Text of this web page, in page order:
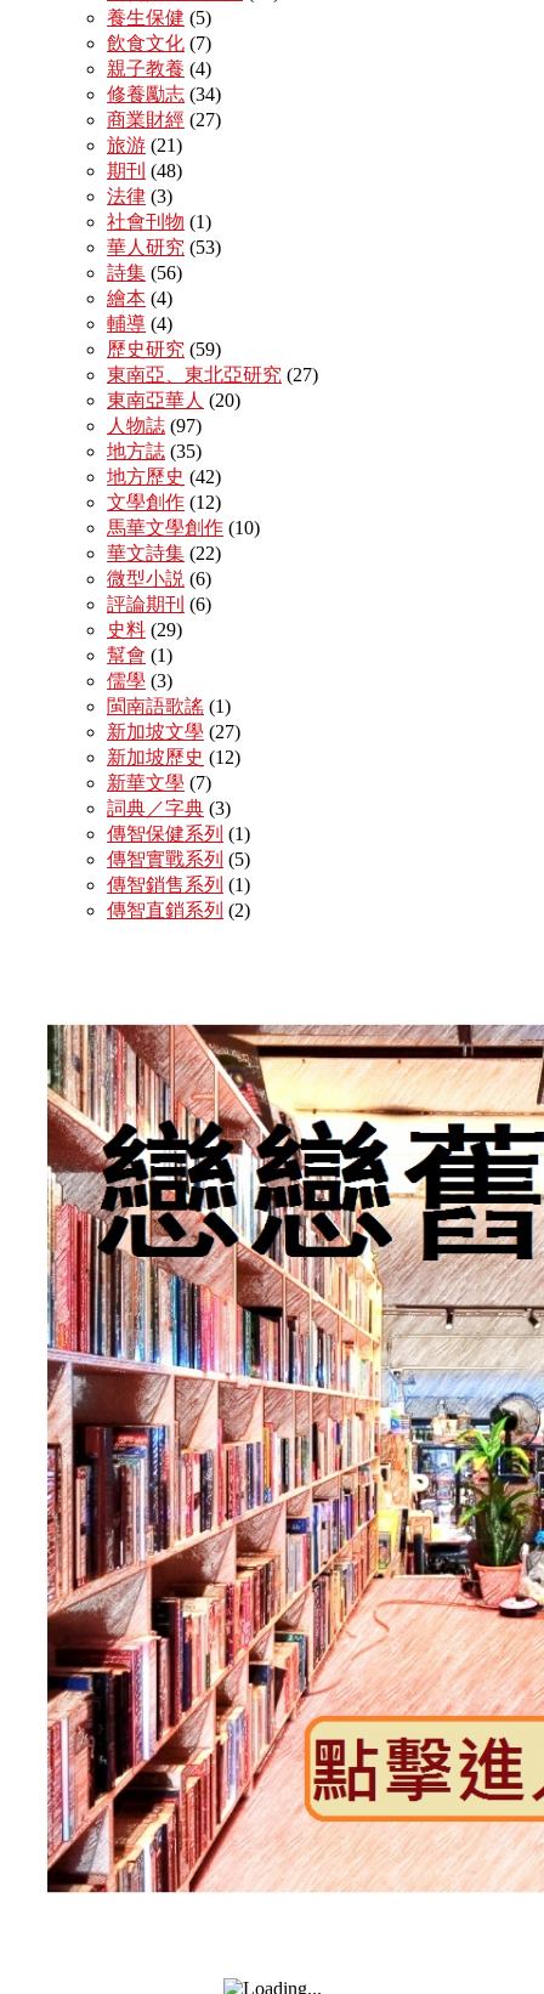
養生保健 (5)
飲食文化 (7)
親子教養 (4)
修養勵志 (34)
商業財經 (27)
旅游 (21)
期刊 (48)
法律 (3)
社會刊物 (1)
華人研究 (53)
詩集 (56)
繪本 (4)
輔導 (4)
歷史研究 (59)
東南亞、東北亞研究 (27)
東南亞華人 (20)
人物誌 (97)
地方誌 (35)
地方歷史 (42)
文學創作 (12)
馬華文學創作 (10)
華文詩集 (22)
微型小説 (6)
評論期刊 (6)
史料 (29)
幫會 (1)
儒學 (3)
閩南語歌謠 (1)
新加坡文學 (27)
新加坡歷史 (12)
新華文學 (7)
詞典／字典 (3)
傳智保健系列 (1)
傳智實戰系列 (5)
傳智銷售系列 (1)
傳智直銷系列 (2)